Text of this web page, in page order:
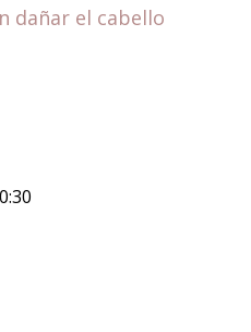
dañar el cabello